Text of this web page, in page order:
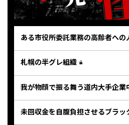
ある市役所委託業務の高齢者への
札幌の半グレ組織
我が物顔で振る舞う道内大手企業
未回収金を自腹負担させるブラッ